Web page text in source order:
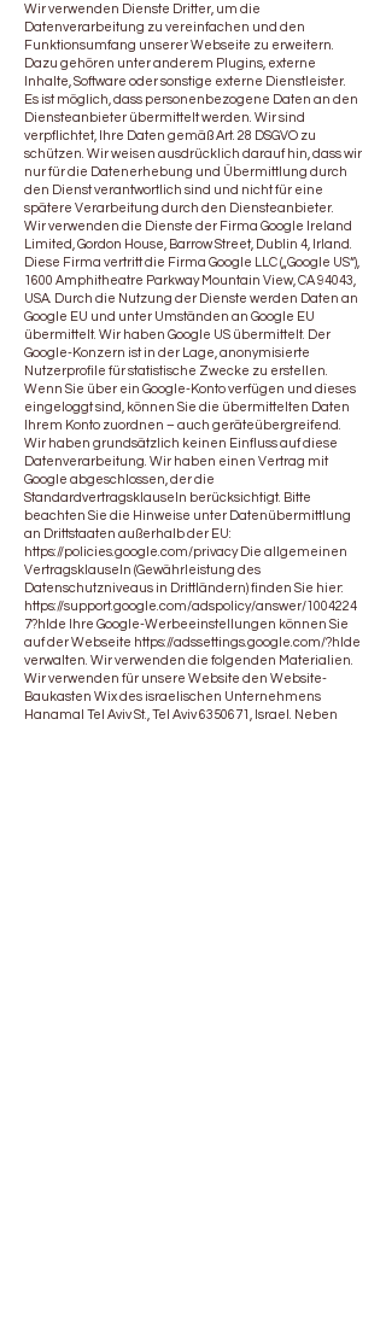
Wir verwenden Dienste Dritter, um die
Datenverarbeitung zu vereinfachen und den
Funktionsumfang unserer Webseite zu erweitern.
Dazu gehören unter anderem Plugins, externe
Inhalte, Software oder sonstige externe Dienstleister.
Es ist möglich, dass personenbezogene Daten an den
Diensteanbieter übermittelt werden. Wir sind
verpflichtet, Ihre Daten gemäß Art. 28 DSGVO zu
schützen. Wir weisen ausdrücklich darauf hin, dass wir
nur für die Datenerhebung und Übermittlung durch
den Dienst verantwortlich sind und nicht für eine
spätere Verarbeitung durch den Diensteanbieter.
Wir verwenden die Dienste der Firma Google Ireland
Limited, Gordon House, Barrow Street, Dublin 4, Irland.
Diese Firma vertritt die Firma Google LLC („Google US“),
1600 Amphitheatre Parkway Mountain View, CA 94043,
USA. Durch die Nutzung der Dienste werden Daten an
Google EU und unter Umständen an Google EU
übermittelt. Wir haben Google US übermittelt. Der
Google-Konzern ist in der Lage, anonymisierte
Nutzerprofile für statistische Zwecke zu erstellen.
Wenn Sie über ein Google-Konto verfügen und dieses
eingeloggt sind, können Sie die übermittelten Daten
Ihrem Konto zuordnen – auch geräteübergreifend.
Wir haben grundsätzlich keinen Einfluss auf diese
Datenverarbeitung. Wir haben einen Vertrag mit
Google abgeschlossen, der die
Standardvertragsklauseln berücksichtigt. Bitte
beachten Sie die Hinweise unter Datenübermittlung
an Drittstaaten außerhalb der EU:
https://policies.google.com/privacyDie allgemeinen
Vertragsklauseln (Gewährleistung des
Datenschutzniveaus in Drittländern) finden Sie hier:
https://support.google.com/adspolicy/answer/1004224
7?hlde Ihre Google-Werbeeinstellungen können Sie
auf der Webseite https://adssettings.google.com/?hlde
verwalten. Wir verwenden die folgenden Materialien.
Wir verwenden für unsere Website den Website-
Baukasten Wix des israelischen Unternehmens
Hanamal Tel Aviv St., Tel Aviv 6350671, Israel. Neben